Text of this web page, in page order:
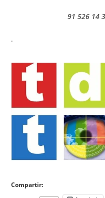
91 526 14
.
Compartir: